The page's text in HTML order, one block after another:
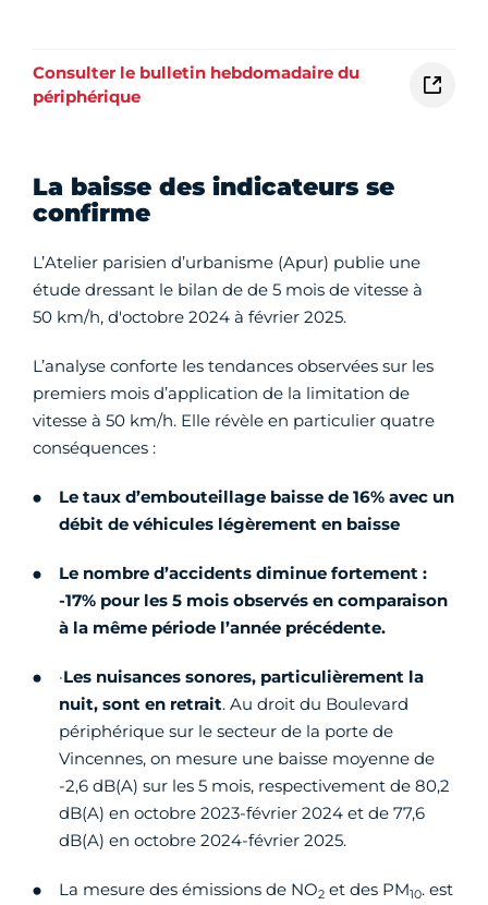
Consulter le bulletin hebdomadaire du
périphérique
La baisse des indicateurs se
confirme
L’Atelier parisien d’urbanisme (Apur) publie une
étude dressant le bilan de de 5 mois de vitesse à
50 km/h, d'octobre 2024 à février 2025.
L’analyse conforte les tendances observées sur les
premiers mois d’application de la limitation de
vitesse à 50 km/h. Elle révèle en particulier quatre
conséquences :
Le taux d’embouteillage baisse de 16% avec un
débit de véhicules légèrement en baisse
Le nombre d’accidents diminue fortement :
-17% pour les 5 mois observés en comparaison
à la même période l’année précédente.
·Les nuisances sonores, particulièrement la
nuit, sont en retrait. Au droit du Boulevard
périphérique sur le secteur de la porte de
Vincennes, on mesure une baisse moyenne de
-2,6 dB(A) sur les 5 mois, respectivement de 80,2
dB(A) en octobre 2023-février 2024 et de 77,6
dB(A) en octobre 2024-février 2025.
La mesure des émissions de NO2 et des PM10. est